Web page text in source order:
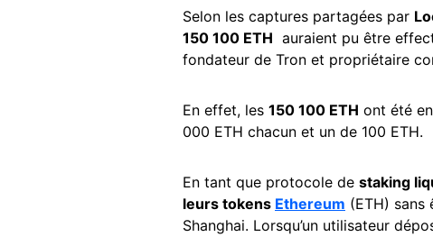
Selon les captures partagées par
150 100 ETH auraient pu être
fondateur de Tron et propriétaire
En effet, les 150 100 ETH ont été
000 ETH chacun et un de 100 ETH.
En tant que protocole de staking
leurs tokens Ethereum (ETH) sans
Shanghai. Lorsqu’un utilisateur